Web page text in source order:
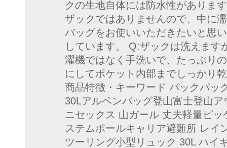
クの生地自体には防水性がありま
ザックではありませんので、中に
バッグをお使いいただきたいと思
しています。 Q:ザックは洗えま
濯機ではなく手洗いで、たっぷり
にしてポケット内部までしっかり
商品特徴・キーワード バックパッ
30Lアルペンバッグ登山富士登山
ニセックス 山ガール 丈夫軽量ピ
ステムポールキャリア避難所 レイ
ツーリング小型リュック 30L ハイ